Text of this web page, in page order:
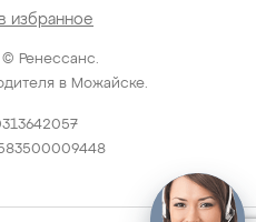
Ренессанс.
в Можайске.
избранное